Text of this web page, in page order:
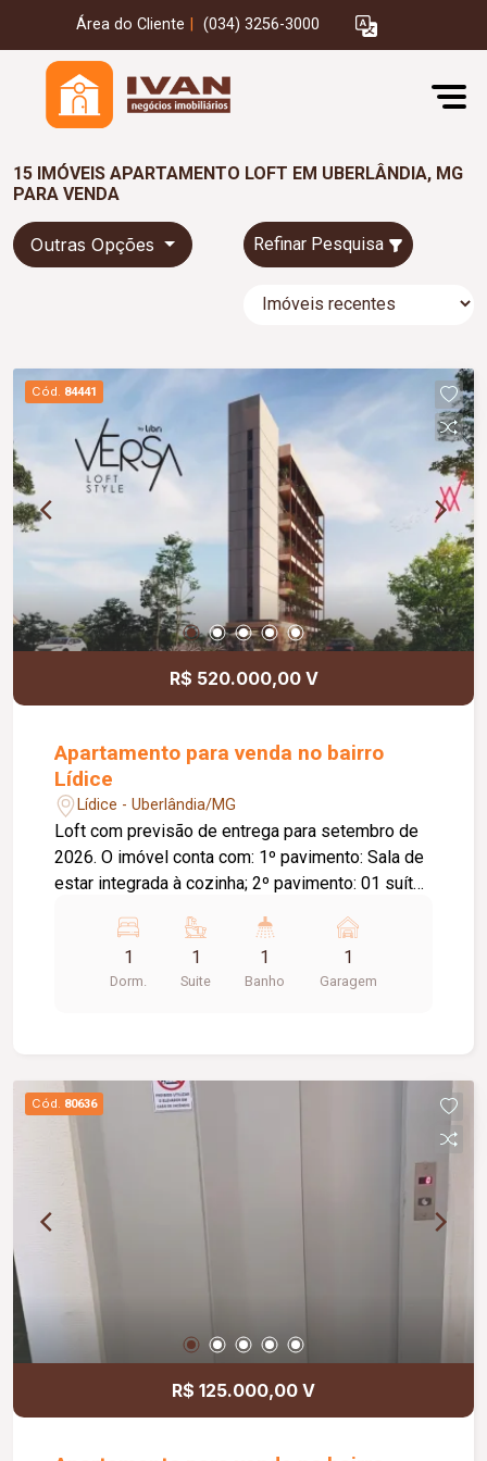
Área do Cliente (034) 3256-3000
15 IMÓVEIS APARTAMENTO LOFT EM UBERLÂNDIA, MG
PARA VENDA
Outras Opções Refinar Pesquisa
Cód. 84441
R$ 520.000,00 V
Apartamento para venda no bairro
Lídice
Lídice - Uberlândia/MG
Loft com previsão de entrega para setembro de
2026. O imóvel conta com: 1º pavimento: Sala de
estar integrada à cozinha; 2º pavimento: 01 suíte
piso ao teto; Sacada; Projeto moderno com
ambientes integrados, proporcionando conforto,
sofisticação e excelente iluminação natural.
1
Dorm.
1
Suite
1
Banho
1
Garagem
Cód. 80636
R$ 125.000,00 V